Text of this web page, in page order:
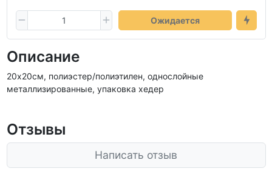
Ожидается
Описание
20х20см, полиэстер/полиэтилен, однослойные
металлизированные, упаковка хедер
Отзывы
Написать отзыв